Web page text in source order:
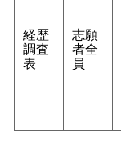
経歴
調査
表
志願
者全
員